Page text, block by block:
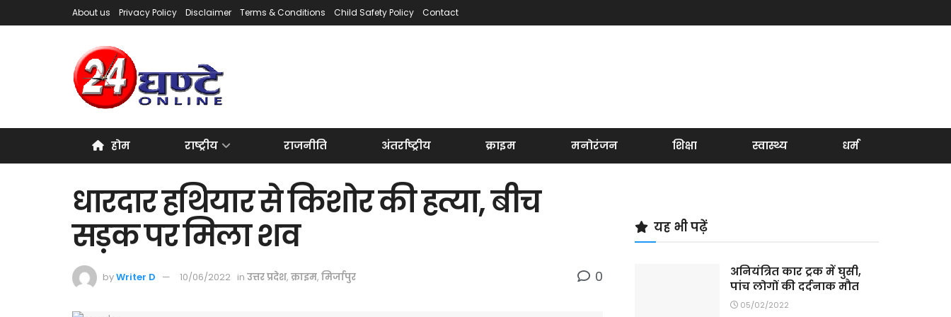
About us Privacy Policy Disclaimer Terms & Conditions Child Safety Policy Contact
होम राष्ट्रीय राजनीति अंतर्राष्ट्रीय क्राइम मनोरंजन शिक्षा स्वास्थ्य धर्म
धारदार हथियार से किशोर की हत्या, बीच
सड़क पर मिला शव
byWriter D 10/06/2022 in उत्तर प्रदेश, क्राइम, मिर्जापुर 0
यह भी पढ़ें
अनियंत्रित कार ट्रक में घुसी,
पांच लोगों की दर्दनाक मौत
05/02/2022